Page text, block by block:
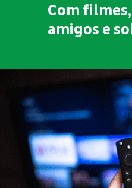
Com
amigos e